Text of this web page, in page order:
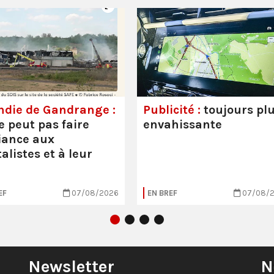
de Gandrange :
peut pas faire
aux
et à leur
07/08/2026
Publicité : toujours
envahissante
EN BREF 07/08/
Newsletter